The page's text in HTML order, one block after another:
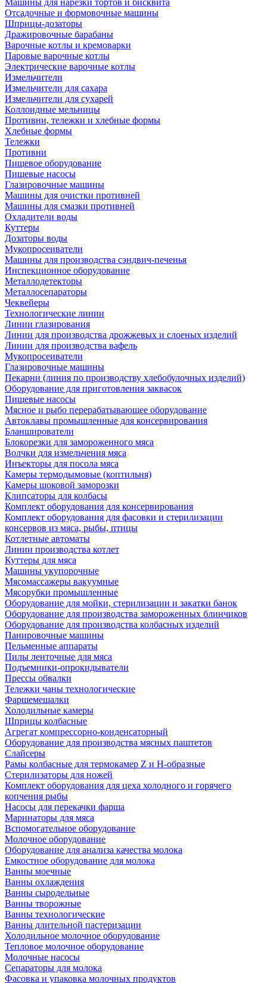
Машины для нарезки тортов и бисквита
Отсадочные и формовочные машины
Шприцы-дозаторы
Дражировочные барабаны
Варочные котлы и кремоварки
Паровые варочные котлы
Электрические варочные котлы
Измельчители
Измельчители для сахара
Измельчители для сухарей
Коллоидные мельницы
Противни, тележки и хлебные формы
Хлебные формы
Тележки
Противни
Пищевое оборудование
Пищевые насосы
Глазировочные машины
Машины для очистки противней
Машины для смазки противней
Охладители воды
Куттеры
Дозаторы воды
Мукопросеиватели
Машины для производства сэндвич-печенья
Инспекционное оборудование
Металлодетекторы
Металлосепараторы
Чеквейеры
Технологические линии
Линии глазирования
Линии для производства дрожжевых и слоеных изделий
Линии для производства вафель
Мукопросеиватели
Глазировочные машины
Пекарни (линия по производству хлебобулочных изделий)
Оборудование для приготовления заквасок
Пищевые насосы
Мясное и рыбо перерабатывающее оборудование
Автоклавы промышленные для консервирования
Бланширователи
Блокорезки для замороженного мяса
Волчки для измельчения мяса
Инъекторы для посола мяса
Камеры термодымовые (коптильня)
Камеры шоковой заморозки
Клипсаторы для колбасы
Комплект оборудования для консервирования
Комплект оборудования для фасовки и стерилизации
консервов из мяса, рыбы, птицы
Котлетные автоматы
Линии производства котлет
Куттеры для мяса
Машины укупорочные
Мясомассажеры вакуумные
Мясорубки промышленные
Оборудование для мойки, стерилизации и закатки банок
Оборудование для производства замороженных блинчиков
Оборудование для производства колбасных изделий
Панировочные машины
Пельменные аппараты
Пилы ленточные для мяса
Подъемники-опрокидыватели
Прессы обвалки
Тележки чаны технологические
Фаршемешалки
Холодильные камеры
Шприцы колбасные
Агрегат компрессорно-конденсаторный
Оборудование для производства мясных паштетов
Слайсеры
Рамы колбасные для термокамер Z и H-образные
Стерилизаторы для ножей
Комплект оборудования для цеха холодного и горячего
копчения рыбы
Насосы для перекачки фарша
Маринаторы для мяса
Вспомогательное оборудование
Молочное оборудование
Оборудование для анализа качества молока
Емкостное оборудование для молока
Ванны моечные
Ванны охлаждения
Ванны сыродельные
Ванны творожные
Ванны технологические
Ванны длительной пастеризации
Холодильное молочное оборудование
Тепловое молочное оборудование
Молочные насосы
Сепараторы для молока
Фасовка и упаковка молочных продуктов